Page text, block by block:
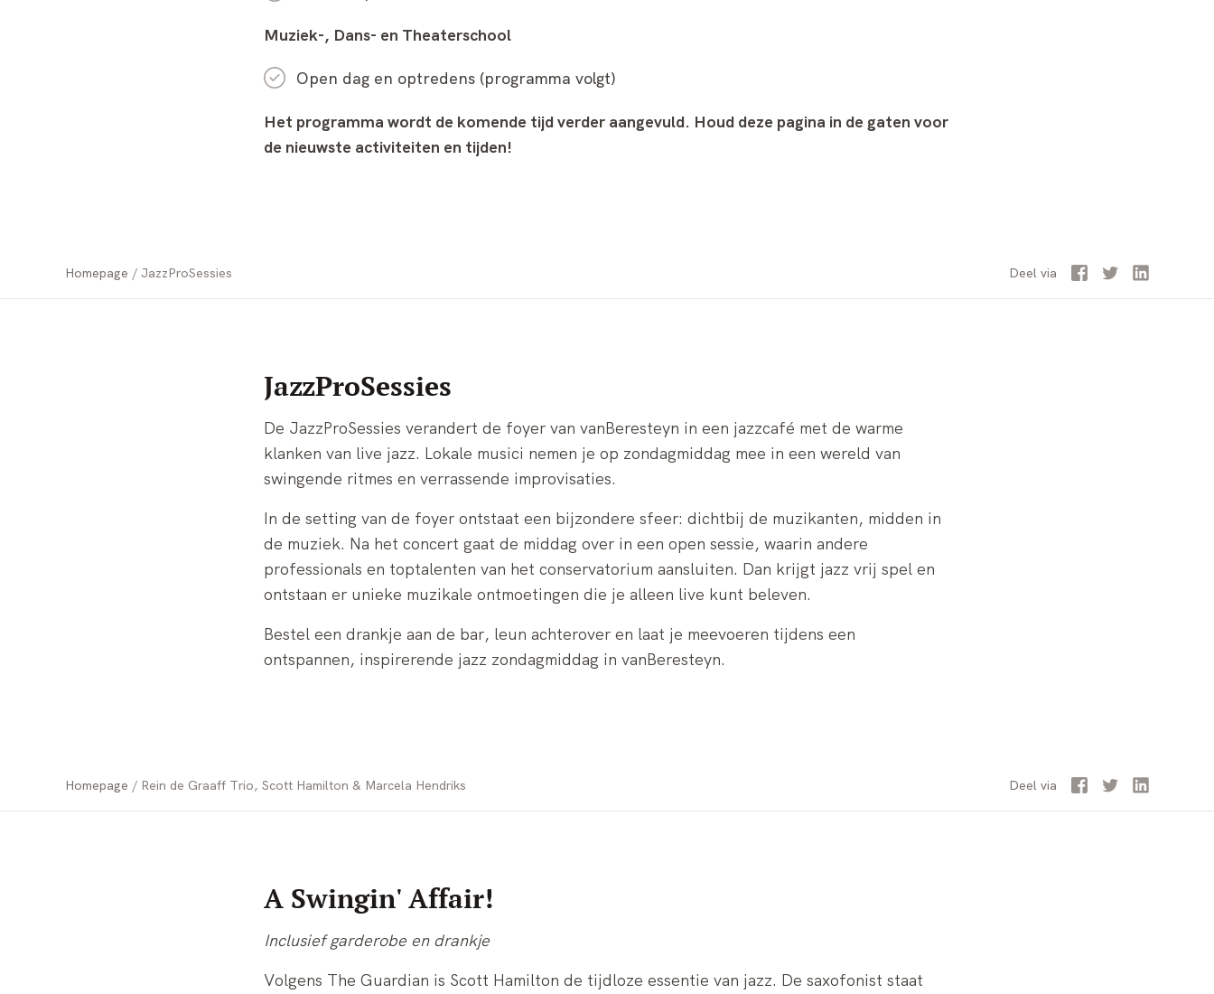
Muziek-, Dans- en Theaterschool
Open dag en optredens (programma volgt)
Het programma wordt de komende tijd verder aangevuld. Houd deze pagina in de gaten voor
de nieuwste activiteiten en tijden!
Homepage JazzProSessies Deel via Facebook
TwitterLinkedIn
JazzProSessies
De JazzProSessies verandert de foyer van vanBeresteyn in een jazzcafé met de warme
klanken van live jazz. Lokale musici nemen je op zondagmiddag mee in een wereld van
swingende ritmes en verrassende improvisaties.
In de setting van de foyer ontstaat een bijzondere sfeer: dichtbij de muzikanten, midden in
de muziek. Na het concert gaat de middag over in een open sessie, waarin andere
professionals en toptalenten van het conservatorium aansluiten. Dan krijgt jazz vrij spel en
ontstaan er unieke muzikale ontmoetingen die je alleen live kunt beleven.
Bestel een drankje aan de bar, leun achterover en laat je meevoeren tijdens een
ontspannen, inspirerende jazz zondagmiddag in vanBeresteyn.
Homepage Rein de Graaff Trio, Scott Hamilton & Marcela Hendriks Deel via Facebook
TwitterLinkedIn
A Swingin' Affair!
Inclusief garderobe en drankje
Volgens The Guardian is Scott Hamilton de tijdloze essentie van jazz. De saxofonist staat